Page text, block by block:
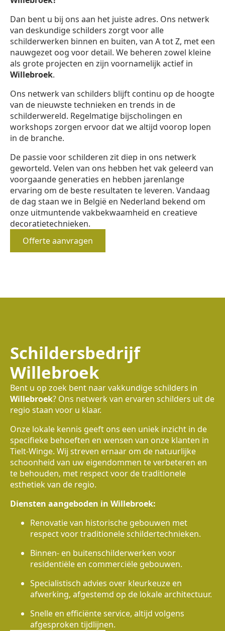
Dan bent u bij ons aan het juiste adres. Ons netwerk
van deskundige schilders zorgt voor alle
schilderwerken binnen en buiten, van A tot Z, met een
nauwgezet oog voor detail. We beheren zowel kleine
als grote projecten en zijn voornamelijk actief in
Willebroek.
Ons netwerk van schilders blijft continu op de hoogte
van de nieuwste technieken en trends in de
schilderwereld. Regelmatige bijscholingen en
workshops zorgen ervoor dat we altijd voorop lopen
in de branche.
De passie voor schilderen zit diep in ons netwerk
geworteld. Velen van ons hebben het vak geleerd van
voorgaande generaties en hebben jarenlange
ervaring om de beste resultaten te leveren. Vandaag
de dag staan we in België en Nederland bekend om
onze uitmuntende vakbekwaamheid en creatieve
decoratietechnieken.
Offerte aanvragen
Schildersbedrijf
Willebroek
Bent u op zoek bent naar vakkundige schilders in
Willebroek? Ons netwerk van ervaren schilders uit de
regio staan voor u klaar.
Onze lokale kennis geeft ons een uniek inzicht in de
specifieke behoeften en wensen van onze klanten in
Tielt-Winge. Wij streven ernaar om de natuurlijke
schoonheid van uw eigendommen te verbeteren en
te behouden, met respect voor de traditionele
esthetiek van de regio.
Diensten aangeboden in Willebroek:
Renovatie van historische gebouwen met
respect voor traditionele schildertechnieken.
Binnen- en buitenschilderwerken voor
residentiële en commerciële gebouwen.
Specialistisch advies over kleurkeuze en
afwerking, afgestemd op de lokale architectuur.
Snelle en efficiënte service, altijd volgens
afgesproken tijdlijnen.